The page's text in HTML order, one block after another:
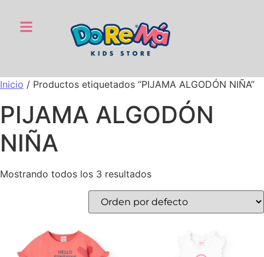
Inicio / Productos etiquetados “PIJAMA ALGODÓN NIÑA”
PIJAMA ALGODÓN
NIÑA
Mostrando todos los 3 resultados